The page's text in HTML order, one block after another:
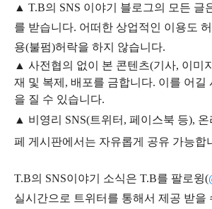
▲ T.B의 SNS 이야기 블 로그의 모든 글
를 받습니다. 어떠한 상업적인 이용도
용(불펌)허락을 하지 않습니다.
▲ 사전협의 없이 본 콘텐츠(기사, 이미
재 및 복제, 배포를 금합니다. 이를 어길
을 질 수 있습니다.
▲ 비영리 SNS(트위터, 페이스북 등),
페 게시판에서는 자유롭게 공유 가능합
T.B의 SNS이야기 소식은 T.B를 팔로윙(
실시간으로 트위터를 통해서 제공 받을